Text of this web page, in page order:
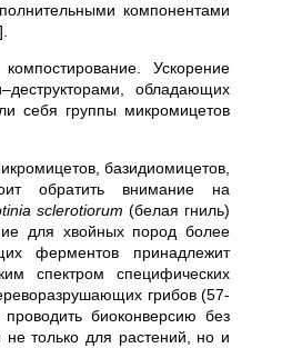
компонентами
].
Ускорение
обладающих
себя группы микромицетов
базидиомицетов,
обратить внимание на
sclerotiorum (белая гниль)
для хвойных пород более
ферментов принадлежит
спектром специфических
грибов (57-
биоконверсию без
не только для растений, но и